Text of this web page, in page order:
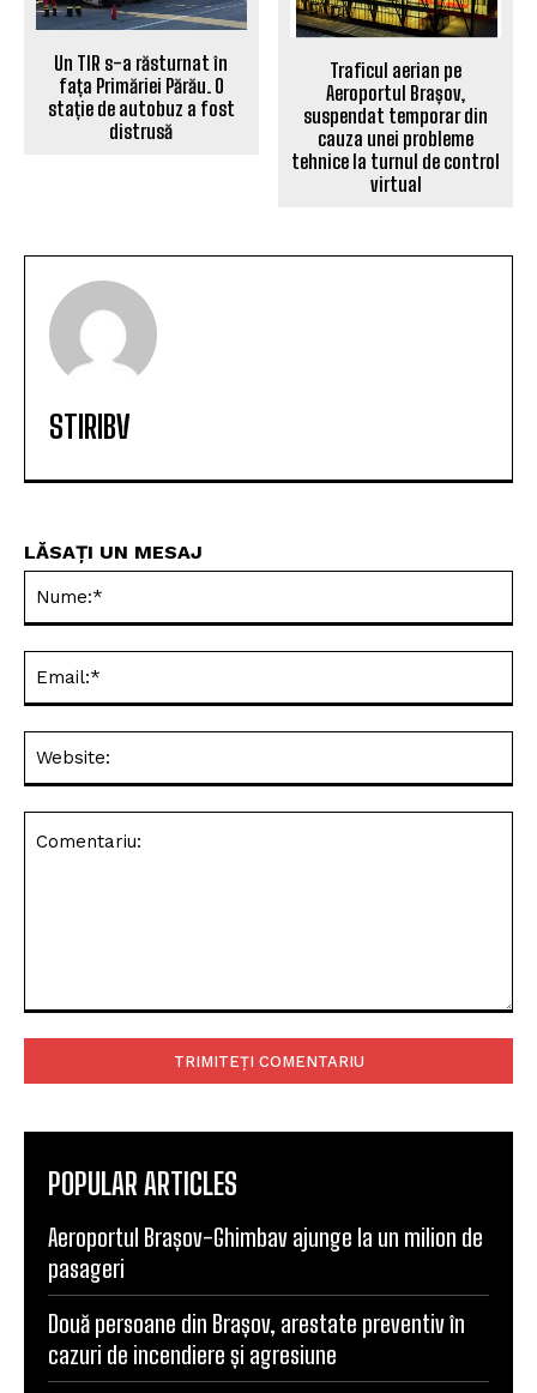
Un TIR s-a răsturnat în
fața Primăriei Părău. O
stație de autobuz a fost
distrusă
Traficul aerian pe
Aeroportul Brașov,
suspendat temporar din
cauza unei probleme
tehnice la turnul de control
virtual
STIRIBV
LĂSAȚI UN MESAJ
POPULAR ARTICLES
Aeroportul Brașov-Ghimbav ajunge la un milion de
pasageri
Două persoane din Brașov, arestate preventiv în
cazuri de incendiere și agresiune